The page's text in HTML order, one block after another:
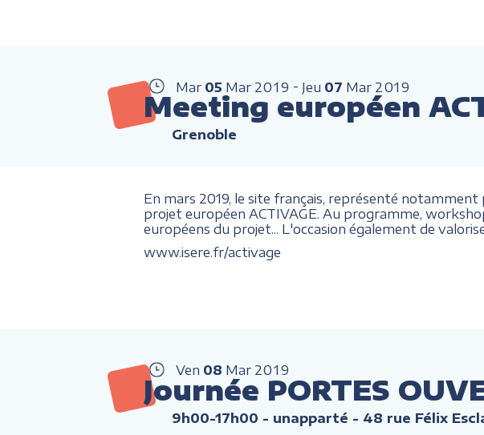
Mar 05 Mar 2019 Jeu 07 Mar 2019
Meeting européen
Grenoble
En mars 2019, le site français, représenté
projet européen ACTIVAGE. Au programme,
européens du projet... L'occasion également de
www.isere.fr/activage
Ven 08 Mar 2019
Journée PORTES
9h00-17h00 - unapparté - 48 rue Félix